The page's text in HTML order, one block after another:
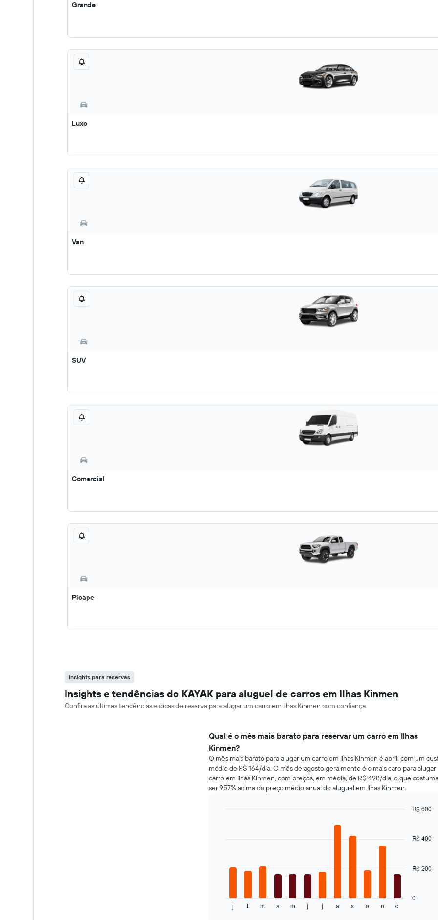
Grande
Luxo
Van
SUV
Comercial
Picape
Insights para reservas
Insights e tendências do KAYAK para aluguel de carros em Ilhas Kinmen
Confira as últimas tendências e dicas de reserva para alugar um carro em Ilhas Kinmen com confiança.
Qual é o mês mais barato para reservar um carro em Ilhas
Kinmen?
O mês mais barato para alugar um carro em Ilhas Kinmen é abril, com um
médio de R$ 164/dia. O mês de agosto geralmente é o mais caro para alugar
carro em Ilhas Kinmen, com preços, em média, de R$ 498/dia, o que costuma
ser 957% acima do preço médio anual do aluguel em Ilhas Kinmen.
seguir
exibe
j f m a m j j a s o n d
0
R$ 200
R$ 400
R$ 600